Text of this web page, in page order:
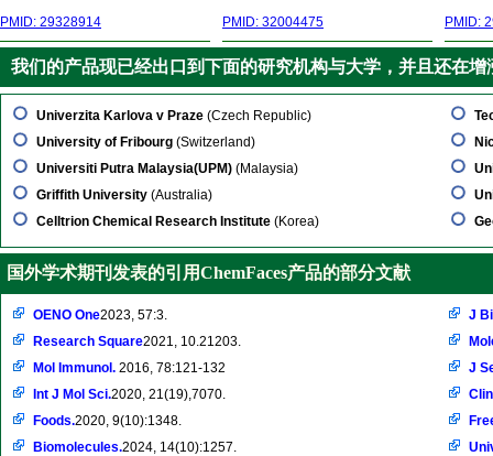
PMID: 29328914 PMID: 32004475 PMID:
我们的产品现已经出口到下面的研究机构与大学，并且还在增
Univerzita Karlova v Praze (Czech Republic)
University of Fribourg (Switzerland)
Universiti Putra Malaysia(UPM) (Malaysia)
Griffith University (Australia)
Celltrion Chemical Research Institute (Korea)
国外学术期刊发表的引用ChemFaces产品的部分文献
OENO One2023, 57:3.
Research Square2021, 10.21203.
Mol Immunol. 2016, 78:121-132
Int J Mol Sci.2020, 21(19),7070.
Foods.2020, 9(10):1348.
Biomolecules.2024, 14(10):1257.
J
J